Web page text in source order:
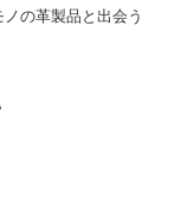
の革製品と出会う